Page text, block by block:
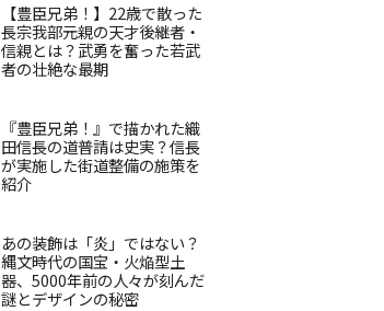
【豊臣兄弟！】22歳で散った
長宗我部元親の天才後継者・
信親とは？武勇を奮った若武
者の壮絶な最期
『豊臣兄弟！』で描かれた織
田信長の道普請は史実？信長
が実施した街道整備の施策を
紹介
あの装飾は「炎」ではない？
縄文時代の国宝・火焔型土
器、5000年前の人々が刻んだ
謎とデザインの秘密